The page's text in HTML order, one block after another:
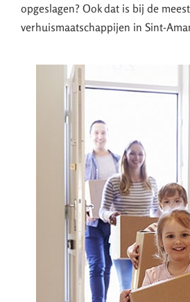
opgeslagen? Ook dat is bij de
verhuismaatschappijen in Sint-